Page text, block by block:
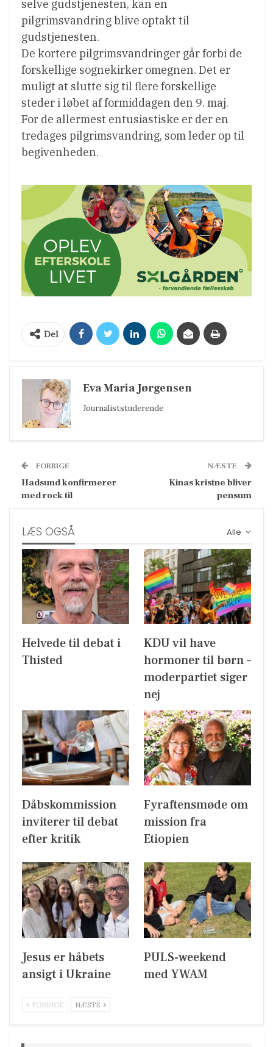
selve gudstjenesten, kan en
pilgrimsvandring blive optakt til
gudstjenesten.
De kortere pilgrimsvandringer går forbi de
forskellige sognekirker omegnen. Det er
muligt at slutte sig til flere forskellige
steder i løbet af formiddagen den 9. maj.
For de allermest entusiastiske er der en
tredages pilgrimsvandring, som leder op til
begivenheden.
Del
Eva Maria Jørgensen
Journaliststuderende
FORRIGE
Hadsund konfirmerer
med rock til
NÆSTE
Kinas kristne bliver
pensum
Alle
LÆS OGSÅ
Helvede til debat i
Thisted
KDU vil have
hormoner til børn –
moderpartiet siger
nej
Dåbskommission
inviterer til debat
efter kritik
Fyraftensmøde om
mission fra
Etiopien
Jesus er håbets
ansigt i Ukraine
PULS-weekend
med YWAM
FORRIGE NÆSTE